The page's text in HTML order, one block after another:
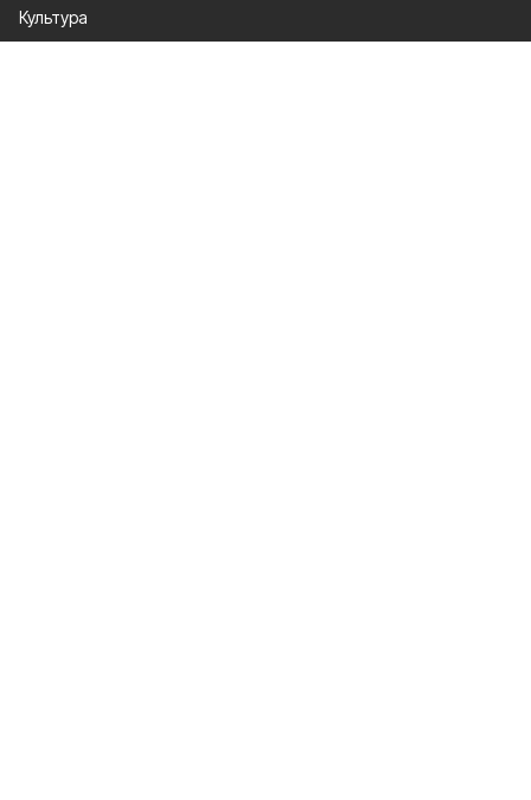
Культура